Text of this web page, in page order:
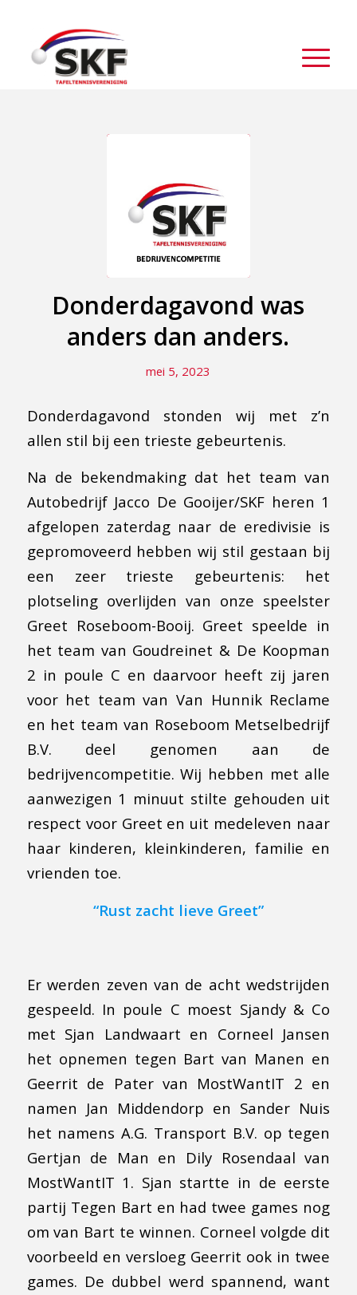
Donderdagavond was
anders dan anders.
mei 5, 2023
Donderdagavond stonden wij met z’n
allen stil bij een trieste gebeurtenis.
Na de bekendmaking dat het team van
Autobedrijf Jacco De Gooijer/SKF heren 1
afgelopen zaterdag naar de eredivisie is
gepromoveerd hebben wij stil gestaan bij
een zeer trieste gebeurtenis: het
plotseling overlijden van onze speelster
Greet Roseboom-Booij. Greet speelde in
het team van Goudreinet & De Koopman
2 in poule C en daarvoor heeft zij jaren
voor het team van Van Hunnik Reclame
en het team van Roseboom Metselbedrijf
B.V. deel genomen aan de
bedrijvencompetitie. Wij hebben met alle
aanwezigen 1 minuut stilte gehouden uit
respect voor Greet en uit medeleven naar
haar kinderen, kleinkinderen, familie en
vrienden toe.
“Rust zacht lieve Greet”
Er werden zeven van de acht wedstrijden
gespeeld. In poule C moest Sjandy & Co
met Sjan Landwaart en Corneel Jansen
het opnemen tegen Bart van Manen en
Geerrit de Pater van MostWantIT 2 en
namen Jan Middendorp en Sander Nuis
het namens A.G. Transport B.V. op tegen
Gertjan de Man en Dily Rosendaal van
MostWantIT 1. Sjan startte in de eerste
partij Tegen Bart en had twee games nog
om van Bart te winnen. Corneel volgde dit
voorbeeld en versloeg Geerrit ook in twee
games. De dubbel werd spannend, want